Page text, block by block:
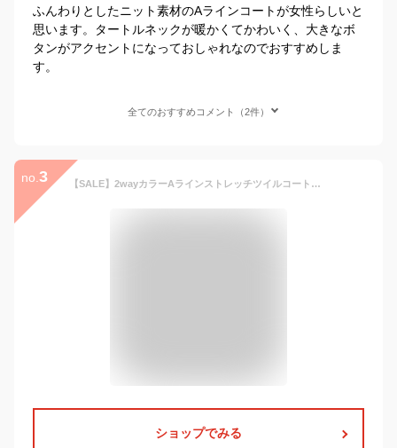
ふんわりとしたニット素材のAラインコートが女性らしいと
思います。タートルネックが暖かくてかわいく、大きなボ
タンがアクセントになっておしゃれなのでおすすめしま
す。
全てのおすすめコメント（2件）
no. 3 【SALE】2wayカラーAラインストレッチツイルコート【おしゃれ アウター コート 裏地あり 薄手コート レディース 秋コート 秋アウター 春コート 春アウター きれいめコート ステンカラーコート テーラードコート エメ AIMER aimer Aimer】
ショップでみる